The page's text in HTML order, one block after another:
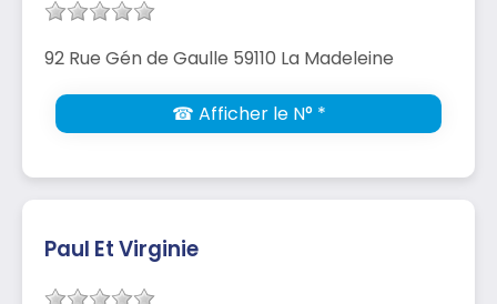
92 Rue Gén de Gaulle 59110 La Madeleine
☎ Afficher le N° *
Paul Et Virginie